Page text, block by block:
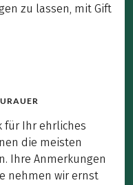
zu lassen, mit Gift
für Ihr ehrliches
die meisten
Ihre Anmerkungen
nehmen wir ernst